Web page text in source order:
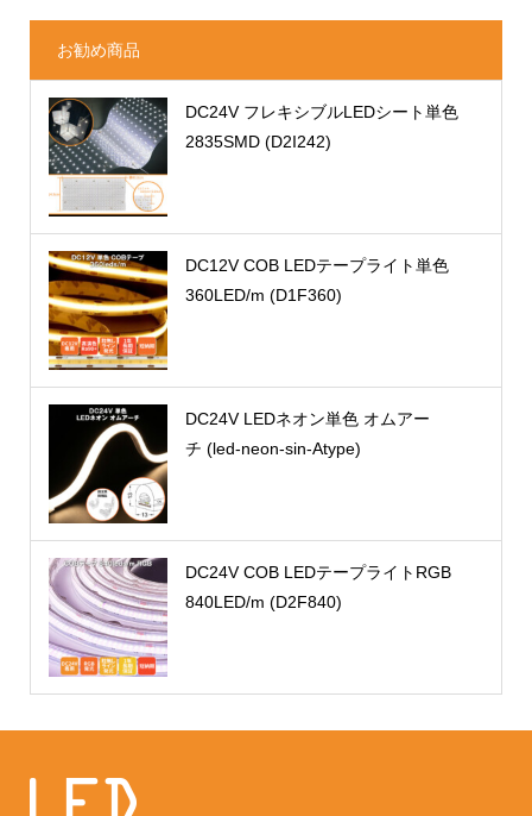
お勧め商品
DC24V フレキシブルLEDシート単色
2835SMD (D2I242)
DC12V COB LEDテープライト単色
360LED/m (D1F360)
DC24V LEDネオン単色 オムアー
チ (led-neon-sin-Atype)
DC24V COB LEDテープライトRGB
840LED/m (D2F840)